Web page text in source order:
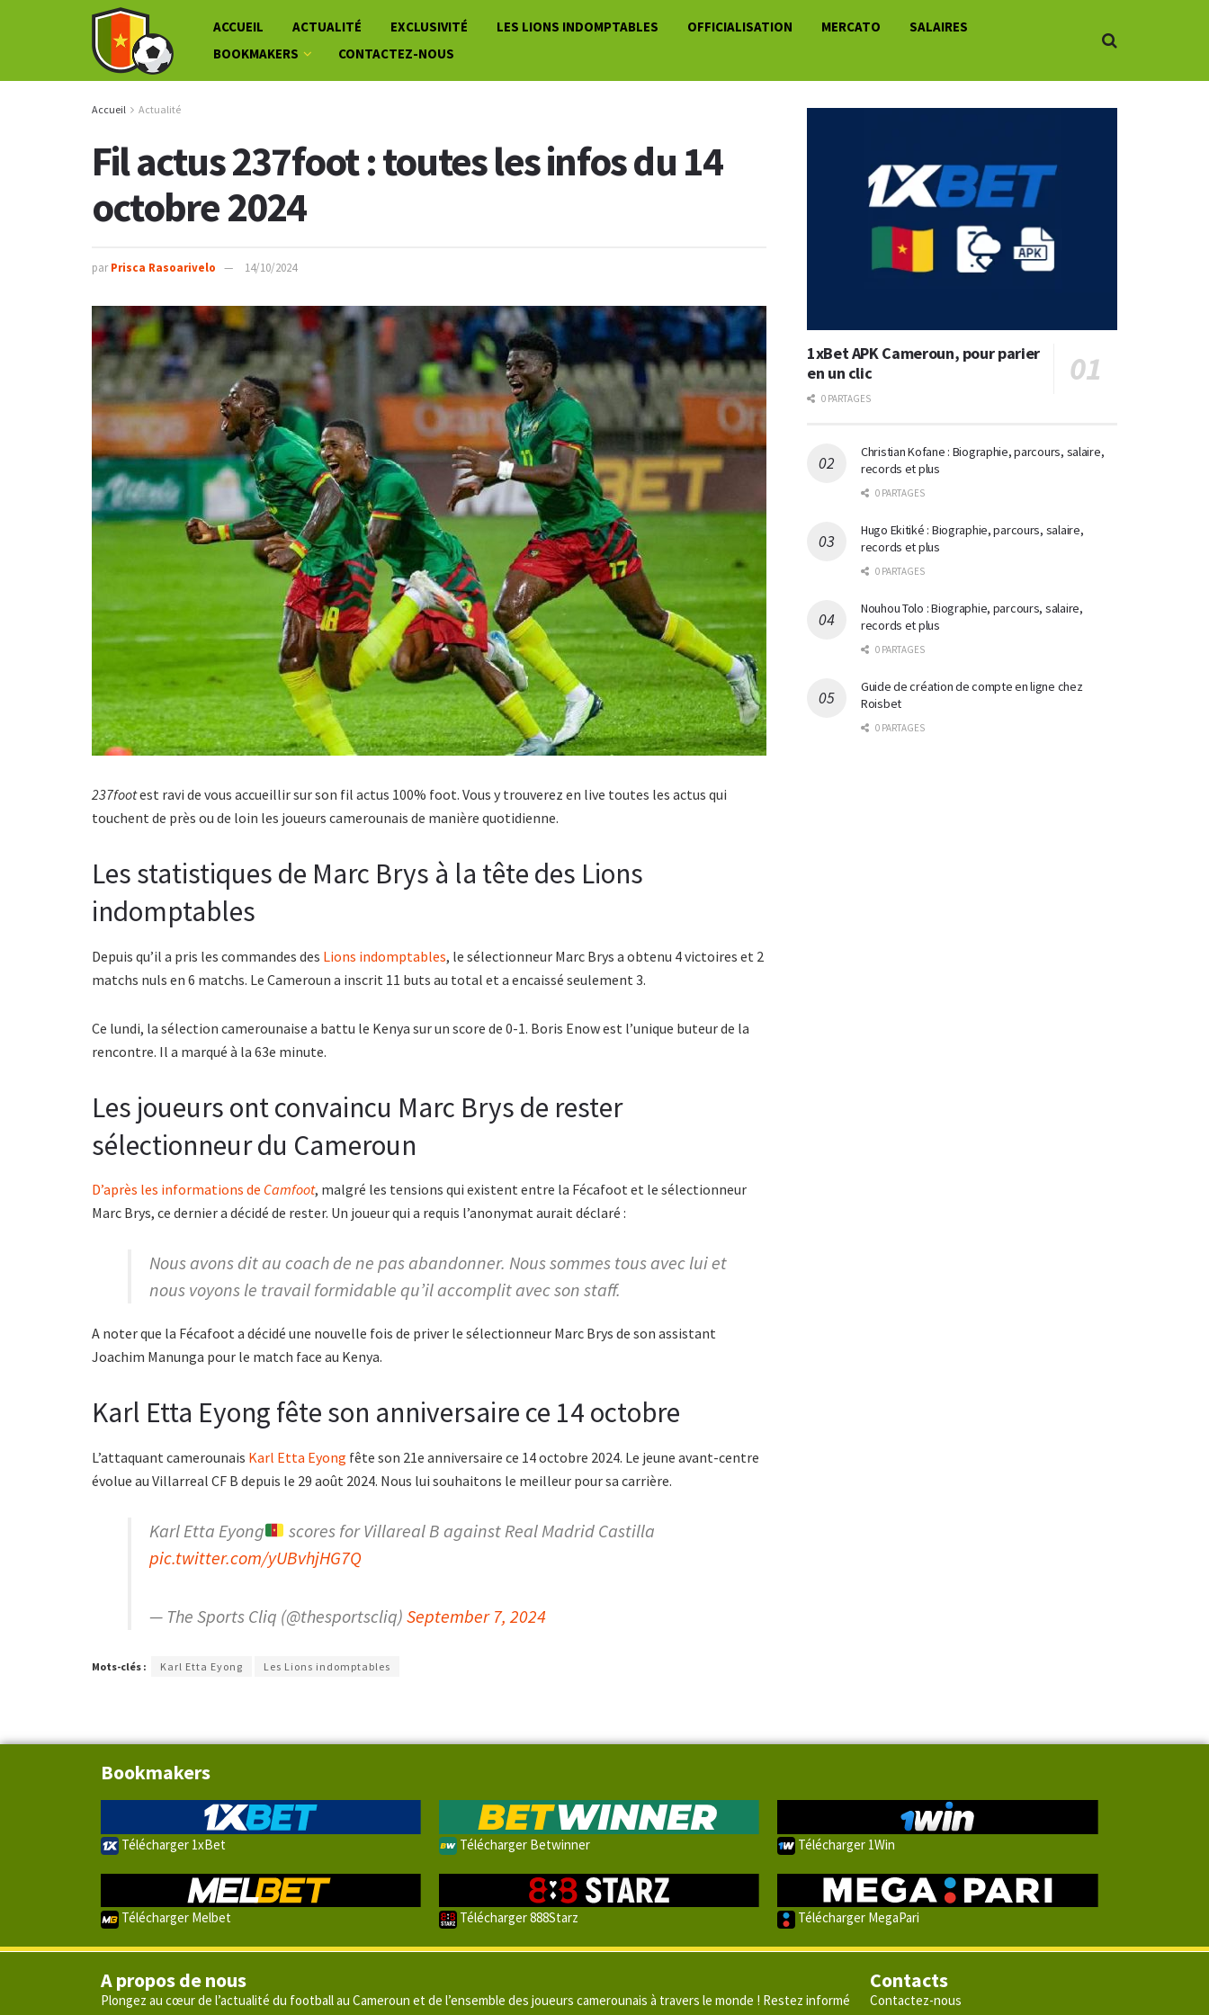
ACCUEIL ACTUALITÉ EXCLUSIVITÉ LES LIONS INDOMPTABLES OFFICIALISATION MERCATO
SALAIRES
BOOKMAKERS
CONTACTEZ-NOUS
Accueil Actualité
Fil actus 237foot : toutes les infos du 14
octobre 2024
par Prisca Rasoarivelo 14/10/2024
237footest ravi de vous accueillir sur son fil actus 100% foot. Vous y trouverez en live toutes les actus qui
touchent de près ou de loin les joueurs camerounais de manière quotidienne.
Les statistiques de Marc Brys à la tête des Lions
indomptables
Depuis qu’il a pris les commandes des Lions indomptables, le sélectionneur Marc Brys a obtenu 4 victoires et 2
matchs nuls en 6 matchs. Le Cameroun a inscrit 11 buts au total et a encaissé seulement 3.
Ce lundi, la sélection camerounaise a battu le Kenya sur un score de 0-1. Boris Enow est l’unique buteur de la
rencontre. Il a marqué à la 63e minute.
Les joueurs ont convaincu Marc Brys de rester
sélectionneur du Cameroun
D’après les informations de Camfoot, malgré les tensions qui existent entre la Fécafoot et le sélectionneur
Marc Brys, ce dernier a décidé de rester. Un joueur qui a requis l’anonymat aurait déclaré :
Nous avons dit au coach de ne pas abandonner. Nous sommes tous avec lui et
nous voyons le travail formidable qu’il accomplit avec son staff.
A noter que la Fécafoot a décidé une nouvelle fois de priver le sélectionneur Marc Brys de son assistant
Joachim Manunga pour le match face au Kenya.
Karl Etta Eyong fête son anniversaire ce 14 octobre
L’attaquant camerounais Karl Etta Eyong fête son 21e anniversaire ce 14 octobre 2024. Le jeune avant-centre
évolue au Villarreal CF B depuis le 29 août 2024. Nous lui souhaitons le meilleur pour sa carrière.
Karl Etta Eyong
scores for Villareal B against Real Madrid Castilla
pic.twitter.com/yUBvhjHG7Q
— The Sports Cliq (@thesportscliq) September 7, 2024
Mots-clés : Karl Etta Eyong Les Lions indomptables
1xBet APK Cameroun, pour parier
en un clic
0 PARTAGES
Christian Kofane : Biographie, parcours, salaire,
records et plus
0 PARTAGES
Hugo Ekitiké : Biographie, parcours, salaire,
records et plus
0 PARTAGES
Nouhou Tolo : Biographie, parcours, salaire,
records et plus
0 PARTAGES
Guide de création de compte en ligne chez
Roisbet
0 PARTAGES
Bookmakers
Télécharger 1xBet Télécharger Betwinner Télécharger 1Win
Télécharger Melbet Télécharger 888Starz Télécharger MegaPari
A propos de nous
Plongez au cœur de l’actualité du football au Cameroun et de l’ensemble des joueurs camerounais à travers le monde ! Restez informé
Contacts
Contactez-nous